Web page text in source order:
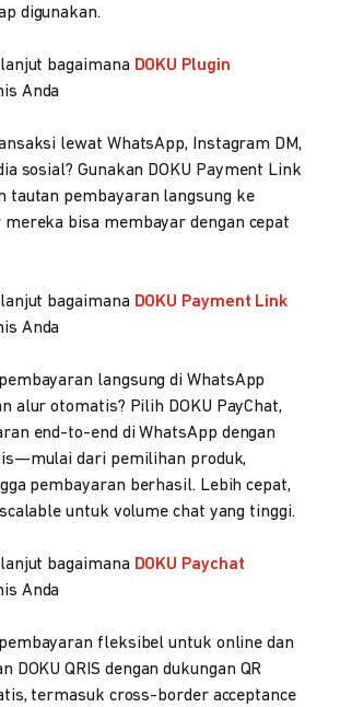
digunakan.
bagaimana DOKU Plugin
Anda
lewat WhatsApp, Instagram DM,
sosial? Gunakan DOKU Payment Link
tautan pembayaran langsung ke
mereka bisa membayar dengan cepat
bagaimana DOKU Payment Link
Anda
langsung di WhatsApp
alur otomatis? Pilih DOKU PayChat,
end-to-end di WhatsApp dengan
dari pemilihan produk,
pembayaran berhasil. Lebih cepat,
untuk volume chat yang tinggi.
bagaimana DOKU Paychat
Anda
fleksibel untuk online dan
DOKU QRIS dengan dukungan QR
termasuk cross-border acceptance